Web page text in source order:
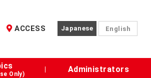
ACCESS Japanese English
Only) Administrators